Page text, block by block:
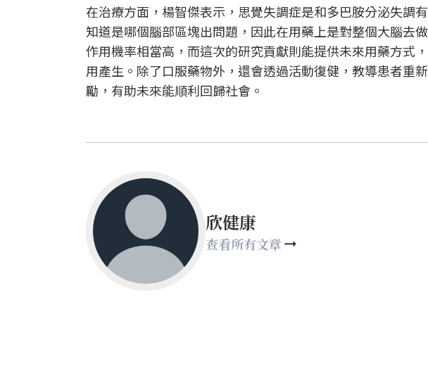
在治療方面，楊智傑表示，思覺失調症是和多巴胺分泌失調
知道是哪個腦部區塊出問題，因此在用藥上是對整個大腦去
作用機率相當高，而這次的研究貢獻則能提供未來用藥方式
用產生。除了口服藥物外，還會透過活動復健，教導患者重
勵，有助未來能順利回歸社會。
欣健康
查看所有文章